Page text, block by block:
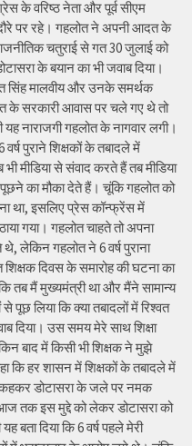
के वरिष्ठ नेता और पूर्व सीएम
पर रहे। गहलोत ने अपनी आदत के
चतुराई से गत 30 जुलाई को
के बयान का भी जवाब दिया।
सिंह मालवीय और उनके समर्थक
के सरकारी आवास पर चले गए थे तो
यह नाराजगी गहलोत के नागवार लगी।
पुराने शिक्षकों के तबादले में
मीडिया से संवाद करते हैं तब मीडिया
का मौका देते हैं। चूंकि गहलोत को
था, इसलिए प्रेस कॉन्फ्रेंस में
गया। गहलोत चाहते तो अपना
लेकिन गहलोत ने 6 वर्ष पुराना
दिवस के समारोह की घटना का
तब मैं मुख्यमंत्री था और मैंने सामान्य
पूछ लिया कि क्या तबादलों में रिश्वत
दिया। उस समय मेरे साथ शिक्षा
बाद में किसी भी शिक्षक ने मुझे
कि हर शासन में शिक्षकों के तबादले में
डोटासरा के जले पर नमक
तक इस मुद्दे को लेकर डोटासरा को
दिया कि 6 वर्ष पहले मेरी